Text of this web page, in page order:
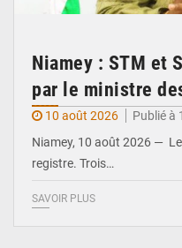
Niamey : STM et
par le ministre
10 août 2026
Publié à
Niamey, 10 août 2026 —
registre. Trois…
SAVOIR PLUS